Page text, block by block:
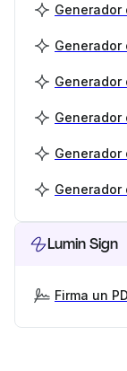
Generador
Generador
Generador
Generador
Generador
Generador
Lumin Sign
Firma un